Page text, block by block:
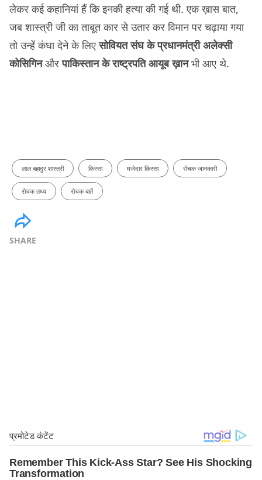
लेकर कई कहानियां हैं कि इनकी हत्या की गई थी. एक ख़ास बात,
जब शास्त्री जी का ताबूत कार से उतार कर विमान पर चढ़ाया गया
तो उन्हें कंधा देने के लिएसोवियत संघ के प्रधानमंत्री अलेक्सी
कोसिगिनऔरपाकिस्तान के राष्ट्रपति आयूब ख़ानभी आए थे.
लाल बहादुर शास्त्री किस्सा मजेदार किस्सा रोचक जानकारी
रोचक तथ्य रोचक बातें
SHARE